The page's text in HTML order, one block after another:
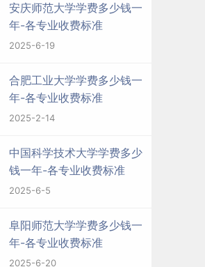
安庆师范大学学费多少钱一
年-各专业收费标准
2025-6-19
合肥工业大学学费多少钱一
年-各专业收费标准
2025-2-14
中国科学技术大学学费多少
钱一年-各专业收费标准
2025-6-5
阜阳师范大学学费多少钱一
年-各专业收费标准
2025-6-20